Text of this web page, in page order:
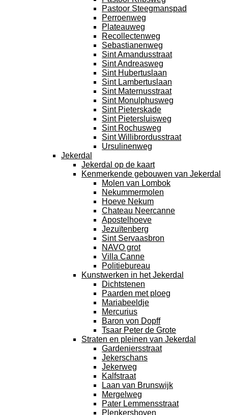
Pastoor Steegmanspad
Perroenweg
Plateauweg
Recollectenweg
Sebastianenweg
Sint Amandusstraat
Sint Andreasweg
Sint Hubertuslaan
Sint Lambertuslaan
Sint Maternusstraat
Sint Monulphusweg
Sint Pieterskade
Sint Pietersluisweg
Sint Rochusweg
Sint Willibrordusstraat
Ursulinenweg
Jekerdal
Jekerdal op de kaart
Kenmerkende gebouwen van Jekerdal
Molen van Lombok
Nekummermolen
Hoeve Nekum
Chateau Neercanne
Apostelhoeve
Jezuïtenberg
Sint Servaasbron
NAVO grot
Villa Canne
Politiebureau
Kunstwerken in het Jekerdal
Dichtstenen
Paarden met ploeg
Mariabeeldje
Mercurius
Baron von Dopff
Tsaar Peter de Grote
Straten en pleinen van Jekerdal
Gardeniersstraat
Jekerschans
Jekerweg
Kalfstraat
Laan van Brunswijk
Mergelweg
Pater Lemmensstraat
Plenkershoven